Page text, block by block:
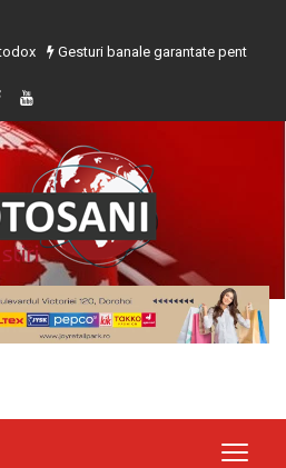
Gesturi banale garantate pentru a te ajuta